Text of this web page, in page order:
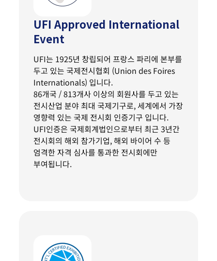
UFI Approved International
Event
UFI는 1925년 창립되어 프랑스 파리에 본부를
두고 있는 국제전시협회 (Union des Foires
Internationals) 입니다.
86개국 / 813개사 이상의 회원사를 두고 있는
전시산업 분야 최대 국제기구로, 세계에서 가장
영향력 있는 국제 전시회 인증기구 입니다.
UFI인증은 국제회계법인으로부터 최근 3년간
전시회의 해외 참가기업, 해외 바이어 수 등
엄격한 자격 심사를 통과한 전시회에만
부여됩니다.